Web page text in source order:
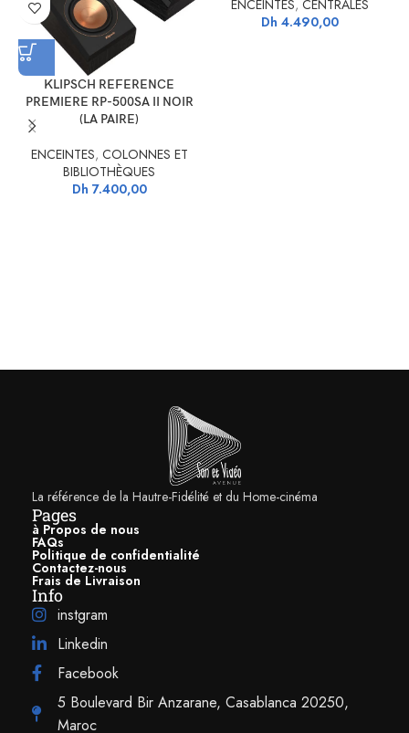
Toutes les enceintes Focal Aria Evo X sont conçues en France et utilisent
inversé et profil M développé en alliage d’aluminium et de magnésium
précise des dialogues. Il est placé dans un guide d’ondes pour
améliorer la directivité horizontale et l’image sonore afin que chaque
spectateur perçoive équitablement les dialogues des films et séries. Cette
conception assure à l’enceinte Focal Aria Evo X CC une parfaite
reproduction des hautes fréquences jusqu’à 30 kHz.
KLIPSCH REFERENCE
PREMIERE RP-500SA II NOIR
(LA PAIRE)
ENCEINTES, COLONNES ET
BIBLIOTHÈQUES
Dh 7.400,00
ENCEINTES, CENTRALES
Dh 4.490,00
La référence de la Hautre-Fidélité et du Home-cinéma
Pages
à Propos de nous
FAQs
Politique de confidentialité
Contactez-nous
Frais de Livraison
Info
instgram
Linkedin
Facebook
5 Boulevard Bir Anzarane, Casablanca 20250,
Maroc